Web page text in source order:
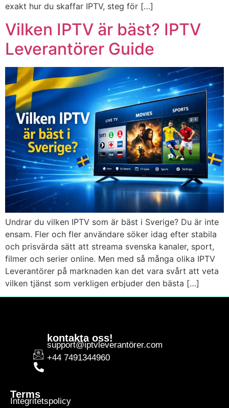
exakt hur du skaffar IPTV, steg för […]
Vilken IPTV är bäst? IPTV
Leverantörer Guide
Undrar du vilken IPTV som är bäst i Sverige? Du är inte
ensam. Fler och fler användare söker idag efter stabila
och prisvärda sätt att streama svenska kanaler, sport,
filmer och serier online. Men med så många olika IPTV
Leverantörer på marknaden kan det vara svårt att veta
vilken tjänst som verkligen erbjuder den bästa […]
kontakta oss!
support@iptvleverantörer.com
+44 7491344960
Terms
Integritetspolicy